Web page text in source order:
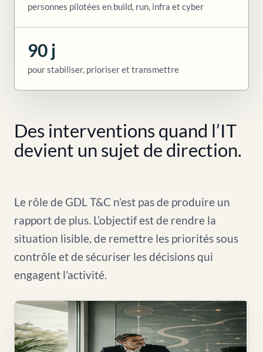
personnes pilotées en build, run, infra et cyber
90 j
pour stabiliser, prioriser et transmettre
Des interventions quand l’IT
devient un sujet de direction.
Le rôle de GDL T&C n’est pas de produire un
rapport de plus. L’objectif est de rendre la
situation lisible, de remettre les priorités sous
contrôle et de sécuriser les décisions qui
engagent l’activité.